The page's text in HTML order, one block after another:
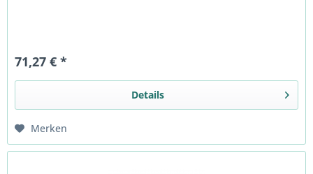
71,27 € *
Details
Merken